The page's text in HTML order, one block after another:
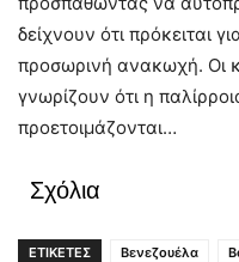
δείχνουν ότι πρόκειται
προσωρινή ανακωχή. Οι
γνωρίζουν ότι η
προετοιμάζονται…
Σχόλια
ΕΤΙΚΕΤΕΣ Βενεζουέλα